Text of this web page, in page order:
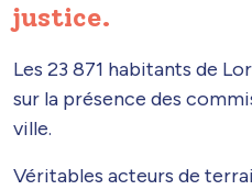
justice.
Les 23 871 habitants de
sur la présence des
ville.
Véritables acteurs de